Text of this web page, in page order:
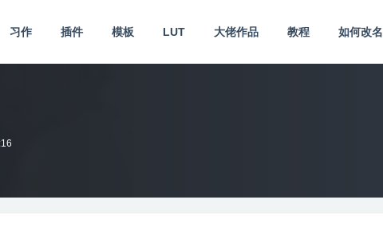
习作 插件 模板 LUT 大佬作品 教程 如何改名